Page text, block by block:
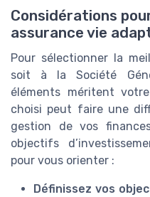
Considérations
assurance vie
Pour sélectionner la
soit à la Société
éléments méritent
choisi peut faire une
gestion de vos
objectifs
pour vous orienter :
Définissez vos